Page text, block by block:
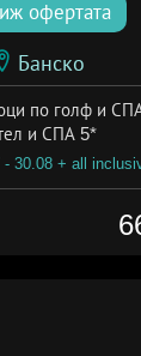
офертата
Банско
по голф и
и СПА 5*
- 30.08 + all